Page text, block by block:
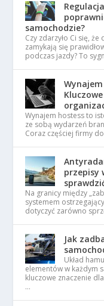
samochodzie?
Czy zdarzyło Ci się,
zamykają się
podczas jazdy? To
Wynajem hostess to
ze sobą wydarzeń
Coraz częściej firmy
przepisy
Na granicy między
systemem
dotyczyć zarówno
Jak
Układ
elementów w każdym
kluczowe znaczenie
…